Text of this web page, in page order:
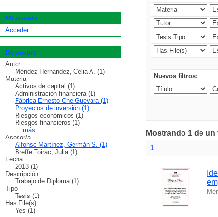
Nuevos filtros:
Mostrando 1 de
1
Mi cuenta
Acceder
Descubre
Autor
Méndez Hernández, Celia A. (1)
Materia
Activos de capital (1)
Administración financiera (1)
Fábrica Ernesto Che Guevara (1)
Proyectos de inversión (1)
Riesgos económicos (1)
Riesgos financieros (1)
... más
Asesor/a
Alfonso Martínez, Germán S. (1)
Breffe Toirac, Julia (1)
Fecha
2013 (1)
Descripción
Trabajo de Diploma (1)
Tipo
Tesis (1)
Has File(s)
Yes (1)